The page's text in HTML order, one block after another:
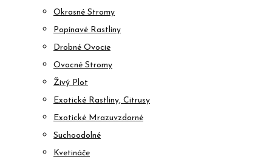
Okrasné Stromy
Popínavé Rastliny
Drobné Ovocie
Ovocné Stromy
Živý Plot
Exotické Rastliny, Citrusy
Exotické Mrazuvzdorné
Suchoodolné
Kvetináče